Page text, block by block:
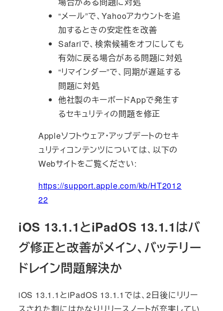
“メール”で、Yahooアカウントを追
加するときの安定性を改善
Safariで、検索候補をオフにしても
有効に戻る場合がある問題に対処
“リマインダー”で、同期が遅延する
問題に対処
他社製のキーボードAppで発生す
るセキュリティの問題を修正
Appleソフトウェア・アップデートのセキ
ュリティコンテンツについては、以下の
Webサイトをご覧ください:
https://support.apple.com/kb/HT2012
22
iOS 13.1.1とiPadOS 13.1.1はバ
グ修正と改善がメイン、バッテリー
ドレイン問題解決か
iOS 13.1.1とiPadOS 13.1.1では、2日後にリリー